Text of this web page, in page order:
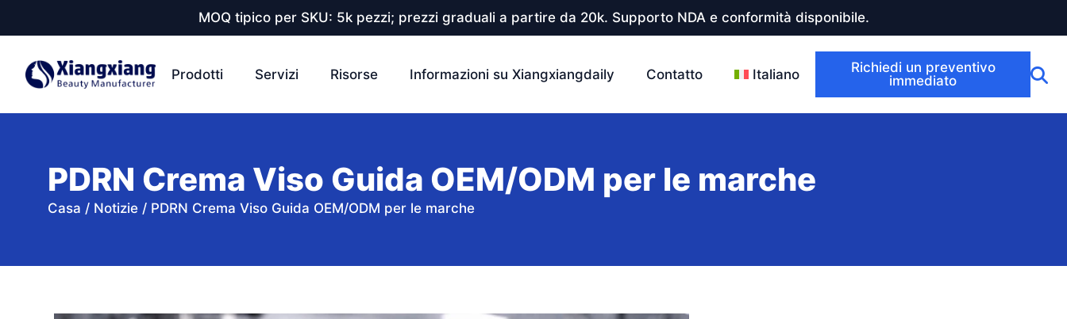
MOQ tipico per SKU: 5k pezzi; prezzi graduali a partire da 20k. Supporto NDA e conformità disponibile.
Prodotti Servizi Risorse Informazioni su Xiangxiangdaily Contatto Italiano
Richiedi un preventivo
immediato
PDRN Crema Viso Guida OEM/ODM per le marche
Casa / Notizie / PDRN Crema Viso Guida OEM/ODM per le marche